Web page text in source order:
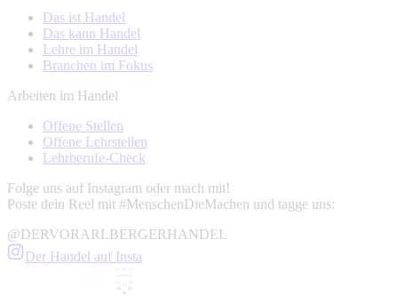
Das ist Handel
Das kann Handel
Lehre im Handel
Branchen im Fokus
Arbeiten im Handel
Offene Stellen
Offene Lehrstellen
Lehrberufe-Check
Folge uns auf Instagram oder mach mit!
Poste dein Reel mit #MenschenDieMachen und tagge uns:
@DERVORARLBERGERHANDEL
Der Handel auf Insta